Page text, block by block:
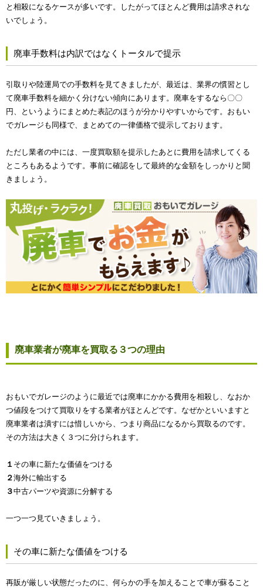
と相殺になるケースが多いです。したがってほとんど費用は請求されな
いでしょう。
廃車手数料は内訳ではなくトータルで提示
引取りや陸運局での手数料を見てきましたが、最近は、業界の慣習とし
て廃車手数料を細かく分けない傾向にあります。廃車をするなら〇〇
円、というようにまとめた表記のほうが分かりやすいからです。おもい
でガレージも同様で、まとめての一律価格で提示しております。
ただし業者の中には、一度買取額を提示したあとに費用を請求してくる
ところもあるようです。事前に確認をして最終的な金額をしっかりと聞
きましょう。
廃車業者が廃車を買取る３つの理由
おもいでガレージのように最近では廃車にかかる費用を相殺し、なおか
つ値段をつけて買取りをする業者がほとんどです。なぜかといいますと
廃車業者は潰すには惜しいから、つまり商品になるから買取るのです。
その方法は大きく３つに分けられます。
１ その車に新たな価値をつける
２海外に輸出する
３中古パーツや資源に分解する
一つ一つ見ていきましょう。
その車に新たな価値をつける
再販が厳しい状態だったのに、何らかの手を加えることで車が蘇ること